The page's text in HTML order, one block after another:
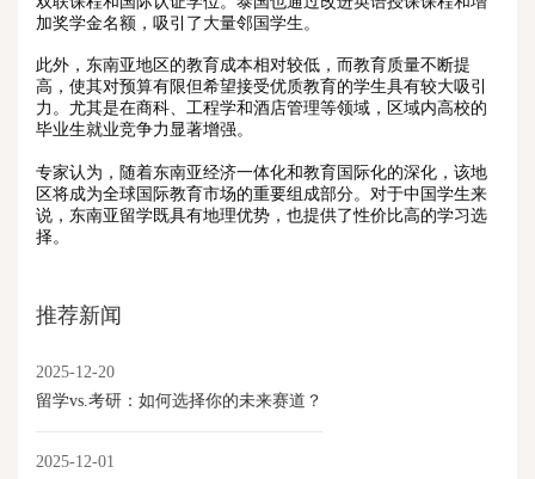
加奖学金名额，吸引了大量邻国学生。
此外，东南亚地区的教育成本相对较低，而教育质量不断提
高，使其对预算有限但希望接受优质教育的学生具有较大吸引
力。尤其是在商科、工程学和酒店管理等领域，区域内高校的
毕业生就业竞争力显著增强。
专家认为，随着东南亚经济一体化和教育国际化的深化，该地
区将成为全球国际教育市场的重要组成部分。对于中国学生来
说，东南亚留学既具有地理优势，也提供了性价比高的学习选
择。
推荐新闻
2025-12-20
留学vs.考研：如何选择你的未来赛道？
2025-12-01